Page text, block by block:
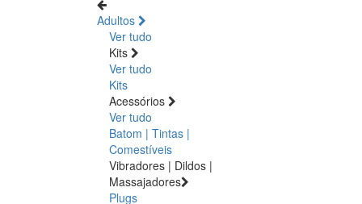
Adultos
Ver tudo
Kits
Ver tudo
Kits
Acessórios
Ver tudo
Batom | Tintas |
Comestíveis
Vibradores | Dildos |
Massajadores
Plugs